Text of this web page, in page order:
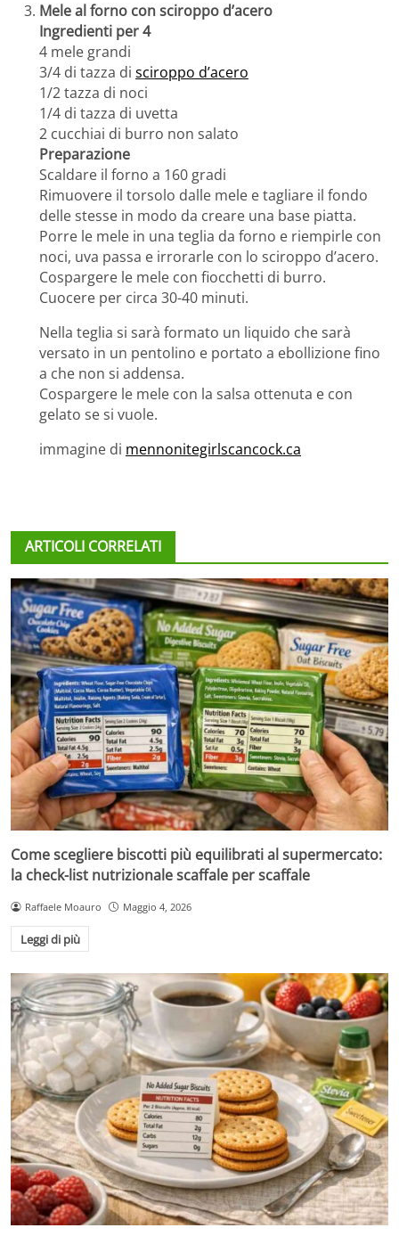
Mele al forno con sciroppo d’acero
Ingredienti per 4
4 mele grandi
3/4 di tazza di sciroppo d’acero
1/2 tazza di noci
1/4 di tazza di uvetta
2 cucchiai di burro non salato
Preparazione
Scaldare il forno a 160 gradi
Rimuovere il torsolo dalle mele e tagliare il fondo
delle stesse in modo da creare una base piatta.
Porre le mele in una teglia da forno e riempirle con
noci, uva passa e irrorarle con lo sciroppo d’acero.
Cospargere le mele con fiocchetti di burro.
Cuocere per circa 30-40 minuti.
Nella teglia si sarà formato un liquido che sarà
versato in un pentolino e portato a ebollizione fino
a che non si addensa.
Cospargere le mele con la salsa ottenuta e con
gelato se si vuole.
immagine di mennonitegirlscancock.ca
ARTICOLI CORRELATI
Come scegliere biscotti più equilibrati al supermercato:
la check-list nutrizionale scaffale per scaffale
Raffaele Moauro Maggio 4, 2026
Leggi di più